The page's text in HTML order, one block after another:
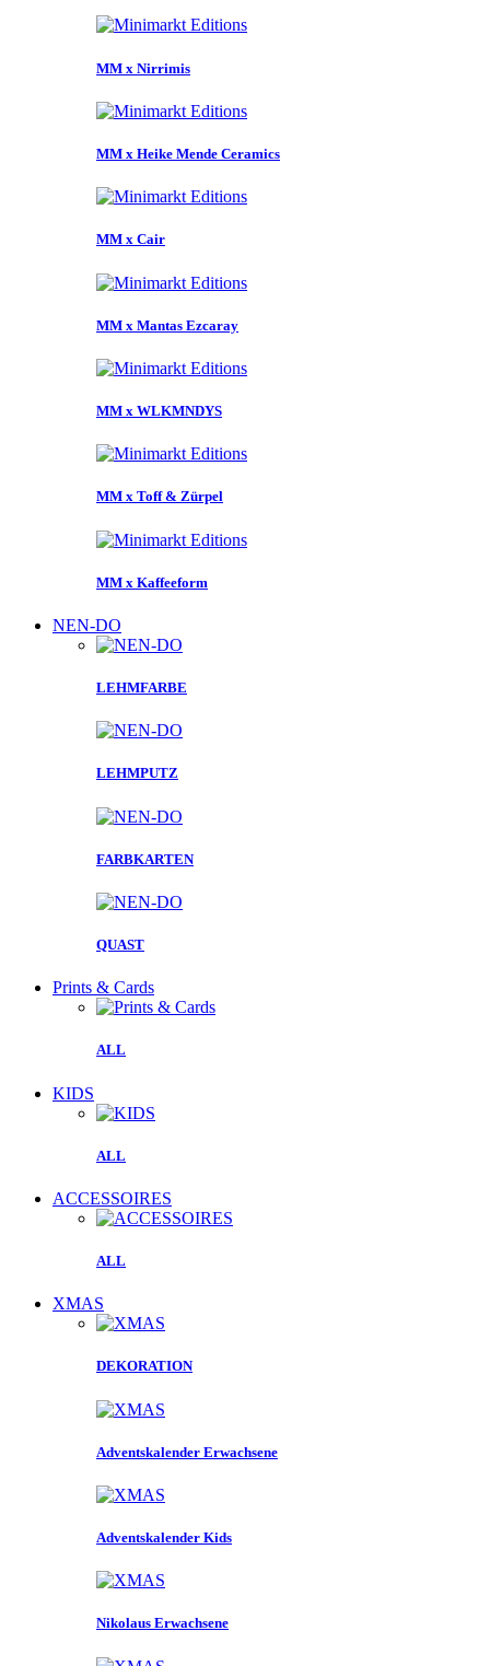
MM x Nirrimis
MM x Heike Mende Ceramics
MM x Cair
MM x Mantas Ezcaray
MM x WLKMNDYS
MM x Toff & Zürpel
MM x Kaffeeform
NEN-DO
LEHMFARBE
LEHMPUTZ
FARBKARTEN
QUAST
Prints & Cards
ALL
KIDS
ALL
ACCESSOIRES
ALL
XMAS
DEKORATION
Adventskalender Erwachsene
Adventskalender Kids
Nikolaus Erwachsene